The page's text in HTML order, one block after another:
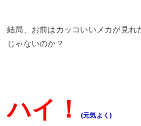
結局、お前はカッコいいメカが見れ
じゃないのか？
ハイ！ (元気よく)